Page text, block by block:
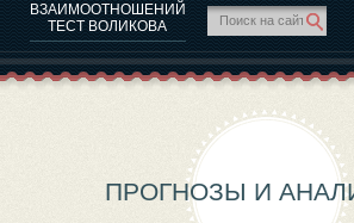
ВЗАИМООТНОШЕНИЙ
ТЕСТ ВОЛИКОВА
ПРОГНОЗЫ И АНАЛИТИКА
ПРОГНОЗЫ И